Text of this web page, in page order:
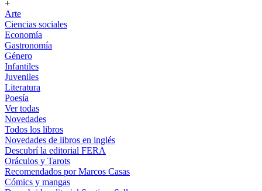
+
Arte
Ciencias sociales
Economía
Gastronomía
Género
Infantiles
Juveniles
Literatura
Poesía
Ver todas
Novedades
Todos los libros
Novedades de libros en inglés
Descubrí la editorial FERA
Oráculos y Tarots
Recomendados por Marcos Casas
Cómics y mangas